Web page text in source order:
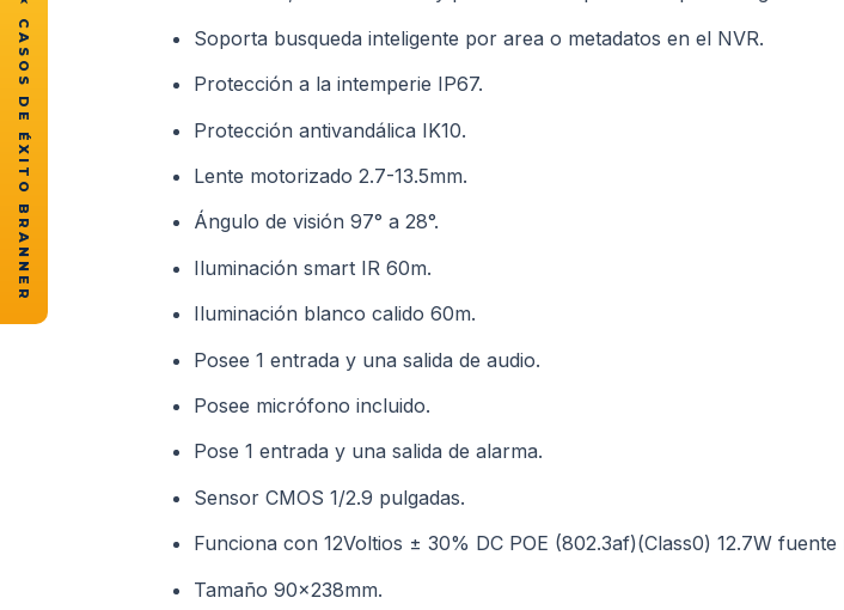
Soporta busqueda inteligente por area o metadatos en el NVR.
Protección a la intemperie IP67.
Protección antivandálica IK10.
Lente motorizado 2.7-13.5mm.
Ángulo de visión 97° a 28°.
Iluminación smart IR 60m.
Iluminación blanco calido 60m.
Posee 1 entrada y una salida de audio.
Posee micrófono incluido.
Pose 1 entrada y una salida de alarma.
Sensor CMOS 1/2.9 pulgadas.
Funciona con 12Voltios ± 30% DC POE (802.3af)(Class0) 12.7W fuente
Tamaño 90x238mm.
★ CASOS DE ÉXITO BRANNER